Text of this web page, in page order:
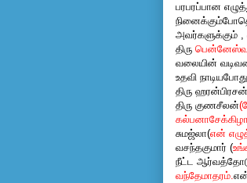
பரபரப்பான
அவர்களுக்கும் ,
திரு
வலையின்
உதவி நாடியபோது
திரு
திரு குணசீலன்(
கல்பனா
சுமஜ்லா(என்
வசந்தகுமார் (
நீட்ட
வந்தேமாதரம்.